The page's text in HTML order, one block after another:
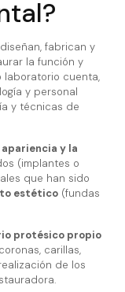
fabrican y
la función y
laboratorio cuenta,
y personal
y técnicas de
y la
(implantes o
que han sido
estético (fundas
protésico propio
carillas,
de los